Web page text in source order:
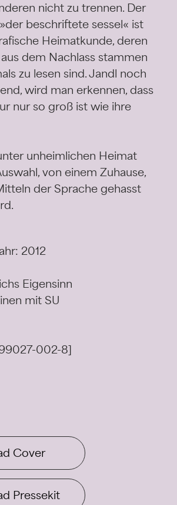
nicht zu trennen. Der
beschriftete sessel« ist
Heimatkunde, deren
dem Nachlass stammen
zu lesen sind. Jandl noch
wird man erkennen, dass
nur so groß ist wie ihre
unheimlichen Heimat
von einem Zuhause,
der Sprache gehasst
2012
Eigensinn
mit SU
002-8]
Cover
Pressekit